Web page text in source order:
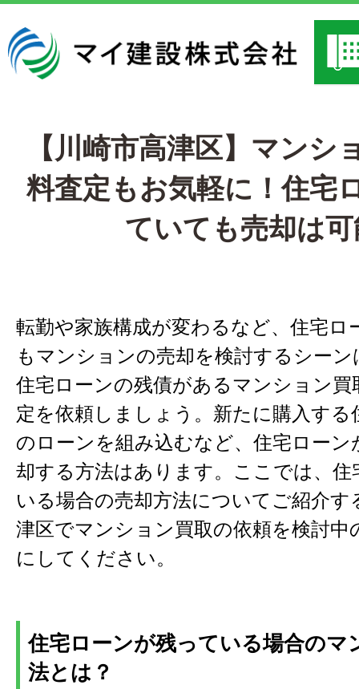
【川崎市高津区】マンシ
料査定もお気軽に！住宅
ていても売却は
転勤や家族構成が変わるなど、住宅ロ
もマンションの売却を検討するシー
住宅ローンの残債があるマンション買
定を依頼しましょう。新たに購入する
のローンを組み込むなど、住宅ロー
却する方法はあります。ここでは、
いる場合の売却方法についてご紹介す
津区でマンション買取の依頼を検討中
にしてください。
住宅ローンが残っている場合のマ
法とは？